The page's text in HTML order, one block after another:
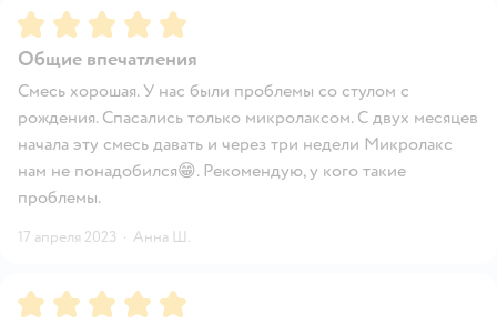
Рейтинг:5
Общие впечатления
Смесь хорошая. У нас были проблемы со стулом с
рождения. Спасались только микролаксом. С двух месяцев
начала эту смесь давать и через три недели Микролакс
нам не понадобился😁. Рекомендую, у кого такие
проблемы.
17 апреля 2023 · Анна Ш.
Рейтинг:5